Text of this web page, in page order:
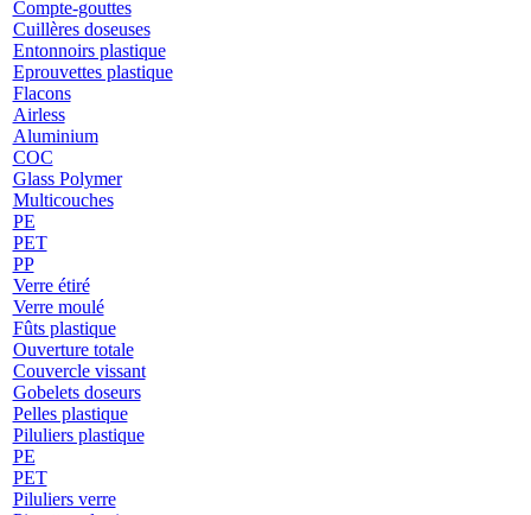
Compte-gouttes
Cuillères doseuses
Entonnoirs plastique
Eprouvettes plastique
Flacons
Airless
Aluminium
COC
Glass Polymer
Multicouches
PE
PET
PP
Verre étiré
Verre moulé
Fûts plastique
Ouverture totale
Couvercle vissant
Gobelets doseurs
Pelles plastique
Piluliers plastique
PE
PET
Piluliers verre